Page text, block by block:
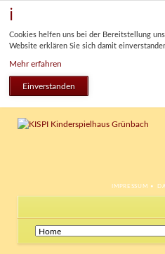
Cookies helfen uns bei der Bereitstellung
Website erklären Sie sich damit
Mehr erfahren
Einverstanden
NAVIGATION
IMPRESSUM
Navigation
überspringen